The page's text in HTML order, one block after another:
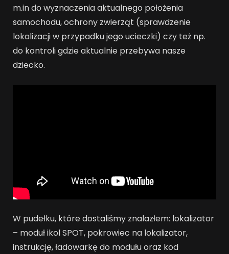
m.in do wyznaczenia aktualnego położenia
samochodu, ochrony zwierząt (sprawdzenie
lokalizacji w przypadku jego ucieczki) czy też np.
do kontroli gdzie aktualnie przebywa nasze
dziecko.
W pudełku, które dostaliśmy znalazłem: lokalizator
– moduł ikol SPOT, pokrowiec na lokalizator,
instrukcję, ładowarkę do modułu oraz kod